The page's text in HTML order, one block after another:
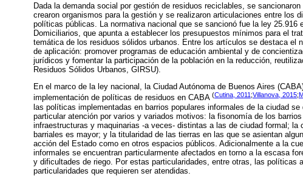
Dada la demanda social por gestión de residuos reciclables, se
crearon organismos para la gestión y se realizaron articulaciones entre los
políticas públicas. La normativa nacional que se sancionó fue la ley 25.916
Domiciliarios, que apunta a establecer los presupuestos mínimos para el
temática de los residuos sólidos urbanos. Entre los artículos se destaca el
de aplicación: promover programas de educación ambiental y de
jurídicos y fomentar la participación de la población en la reducción,
Residuos Sólidos Urbanos, GIRSU).
En el marco de la ley nacional, la Ciudad Autónoma de Buenos Aires
implementación de políticas de residuos en CABA (Cutina, 2011 ;Villanova, 2015;
las políticas implementadas en barrios populares informales de la ciudad
particular atención por varios y variados motivos: la fisonomía de los
infraestructuras y maquinarias -a veces- distintas a las de ciudad formal; la
barriales es mayor; y la titularidad de las tierras en las que se asientan
acción del Estado como en otros espacios públicos. Adicionalmente a la
informales se encuentran particularmente afectados en torno a la escasa
y dificultades de riego. Por estas particularidades, entre otras, las políticas
particularidades que requieren ser atendidas.